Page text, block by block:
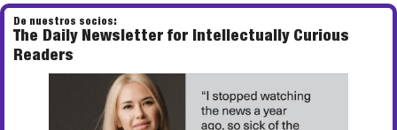
De nuestros socios:
The Daily Newsletter for Intellectually Curious
Readers